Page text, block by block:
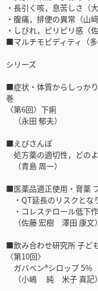
・長引く咳，息苦しさ（大
・腹痛，排便の異常（山﨑
・しびれ，ピリピリ感（
■マルチモビディティ（
シリーズ
■症状・体質からしっか
巻
〈第6回〉下痢
（永田 郁夫）
■えびさんぽ
処方薬の適切性，どの
（青島 周一）
■医薬品適正使用・育薬
・QT延⻑のリスクとな
・コレステロール低下
（佐藤 宏樹 澤田 康文）
■飲み合わせ研究所 子ど
〈第10回〉
ガバペン®シロップ 5％
（小嶋 純 米子 真記）